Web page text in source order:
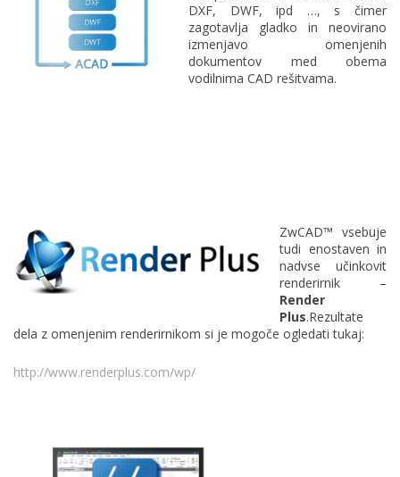
DXF, DWF, ipd …, s čimer
zagotavlja gladko in neovirano
izmenjavo omenjenih
dokumentov med obema
vodilnima CAD rešitvama.
ZwCAD™ vsebuje
tudi enostaven in
nadvse učinkovit
renderirnik –
Render
Plus.Rezultate
dela z omenjenim renderirnikom si je mogoče ogledati tukaj:
http://www.renderplus.com/wp/